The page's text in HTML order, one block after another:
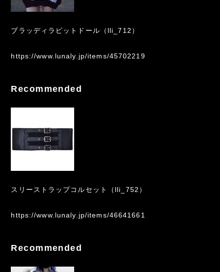
ブラッディラビットドール（lli_712）
https://www.lunaly.jp/items/45702219
Recommended
スリーストラップコルセット（lli_752）
https://www.lunaly.jp/items/46641661
Recommended